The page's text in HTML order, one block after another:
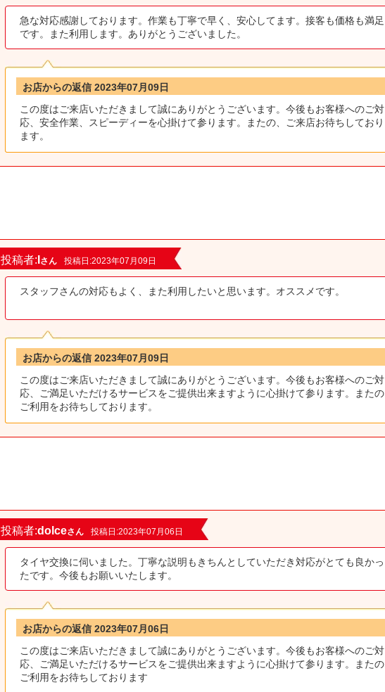
急な対応感謝しております。作業も丁寧で早く、安心してます。接客も価格も満足
です。また利用します。ありがとうございました。
お店からの返信 2023年07月09日
この度はご来店いただきまして誠にありがとうございます。今後もお客様へのご対
応、安全作業、スピーディーを心掛けて参ります。またの、ご来店お待ちしており
ます。
投稿者:Iさん 投稿日:2023年07月09日
スタッフさんの対応もよく、また利用したいと思います。オススメです。
お店からの返信 2023年07月09日
この度はご来店いただきまして誠にありがとうございます。今後もお客様へのご対
応、ご満足いただけるサービスをご提供出来ますように心掛けて参ります。またの
ご利用をお待ちしております。
投稿者:dolceさん 投稿日:2023年07月06日
タイヤ交換に伺いました。丁寧な説明もきちんとしていただき対応がとても良かっ
たです。今後もお願いいたします。
お店からの返信 2023年07月06日
この度はご来店いただきまして誠にありがとうございます。今後もお客様へのご対
応、ご満足いただけるサービスをご提供出来ますように心掛けて参ります。またの
ご利用をお待ちしております